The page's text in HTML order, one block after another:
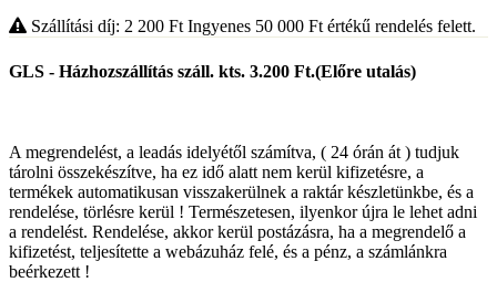
Szállítási díj: 2 200 Ft Ingyenes 50 000 Ftértékű rendelés felett.
GLS - Házhozszállítás száll. kts. 3.200 Ft.(Előre utalás)
A megrendelést, a leadás idelyétől számítva, ( 24 órán át ) tudjuk
tárolni összekészítve, ha ez idő alatt nem kerül kifizetésre, a
termékek automatikusan visszakerülnek a raktár készletünkbe, és a
rendelése, törlésre kerül ! Természetesen, ilyenkor újra le lehet adni
a rendelést. Rendelése, akkor kerül postázásra, ha a megrendelő a
kifizetést, teljesítette a webázuház felé, és a pénz, a számlánkra
beérkezett !